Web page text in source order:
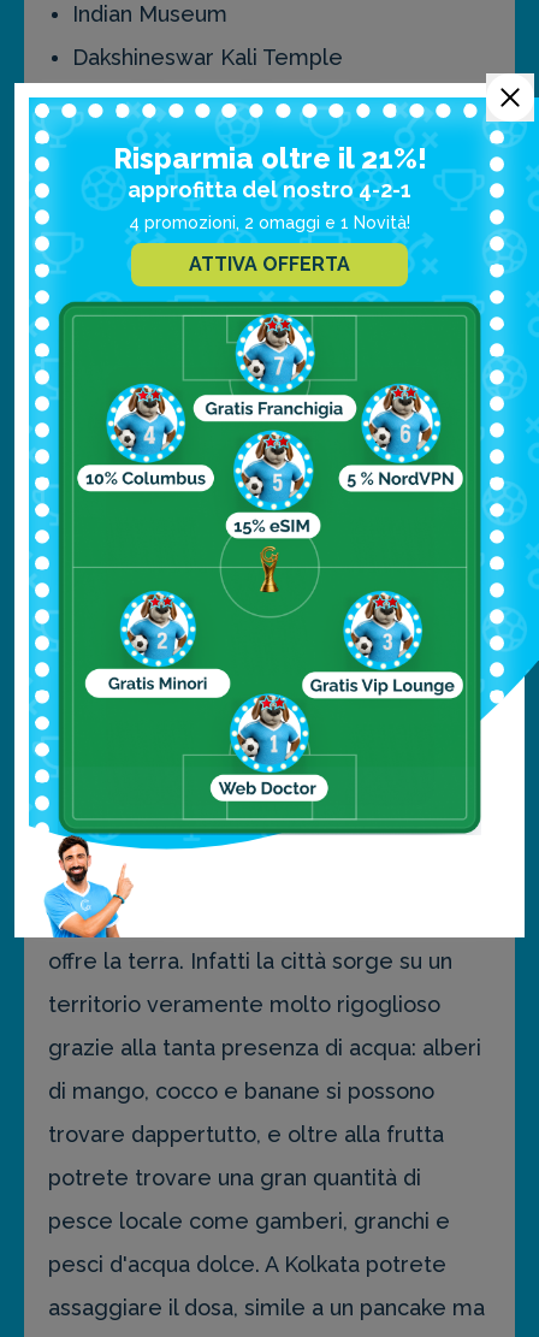
Indian Museum
Dakshineswar Kali Temple
Kalighat Kali Temple
Belur Math
St. Paul's Cathedral
Birla Mandir
Nakhoda Masjid
Calcutta High Court
Pareshnath Jain Temple
per approfondire clicca qui
Cosa mangiare a
Kolkata
Se si parte per Kolkata, è obbligatorio
mangiare i piatti del posto: un po' come
tutto il Bangladesh, a Kolkata ci sono delle
vere prelibatezze culinarie oltre a ciò che
offre la terra. Infatti la città sorge su un
territorio veramente molto rigoglioso
grazie alla tanta presenza di acqua: alberi
di mango, cocco e banane si possono
trovare dappertutto, e oltre alla frutta
potrete trovare una gran quantità di
pesce locale come gamberi, granchi e
pesci d'acqua dolce. A Kolkata potrete
assaggiare il dosa, simile a un pancake ma
Risparmia oltre il 21%!
approfitta del nostro 4-2-1
4 promozioni, 2 omaggi e 1 Novità!
ATTIVA OFFERTA